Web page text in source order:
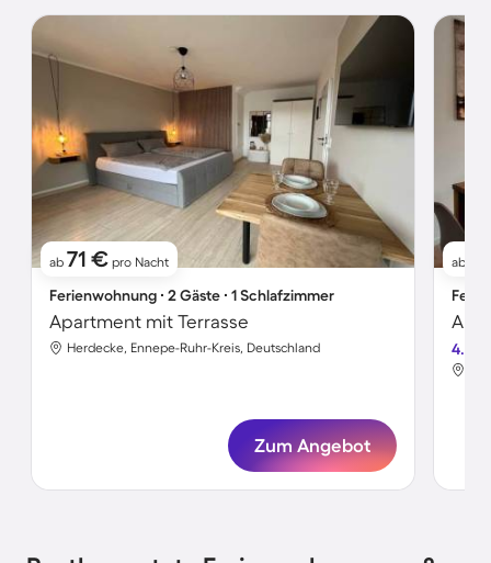
ab 71 € pro Nacht
Ferienwohnung ∙ 2 Gäste ∙ 1 Schlafzimmer
Apartment mit Terrasse
Herdecke, Ennepe-Ruhr-Kreis, Deutschland
Zum Angebot
ab
4.7